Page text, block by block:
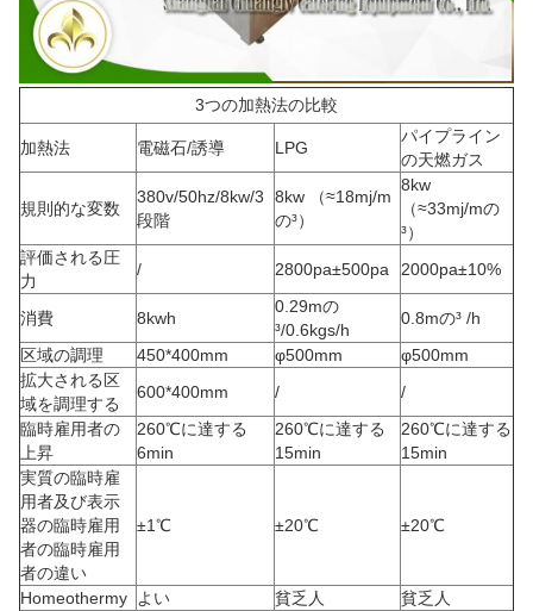
3つの加熱法の比較
加熱法 電磁石/誘導 LPG
パイプライン
の天燃ガス
規則的な変数
380v/50hz/8kw/3
段階
8kw （≈18mj/m
の³）
8kw
（≈33mj/mの
³）
評価される圧
力
/ 2800pa±500pa 2000pa±10%
消費 8kwh
0.29mの
³/0.6kgs/h
0.8mの³ /h
区域の調理
450*400mm φ500mm
φ500mm
拡大される区
域を調理する
600*400mm /
/
臨時雇用者の
上昇
260℃に達する
6min
260℃に達する
15min
260℃に達する
15min
実質の臨時雇
用者及び表示
器の臨時雇用
者の臨時雇用
者の違い
±1℃ ±20℃ ±20℃
Homeothermy よい 貧乏人 貧乏人